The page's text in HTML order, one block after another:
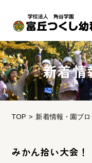
新着情
TOP 新着情報・園ブ
みかん拾い大会！